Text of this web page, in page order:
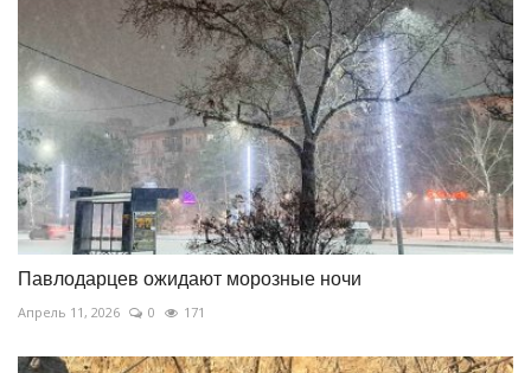
Павлодарцев ожидают морозные ночи
Апрель 11, 2026 0 171